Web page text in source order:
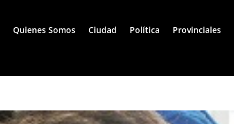
Quienes Somos Ciudad Política Provinciales